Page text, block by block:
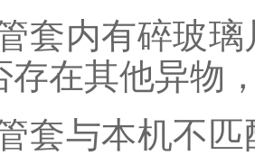
内有碎玻璃
存在其他异物
与本机不匹